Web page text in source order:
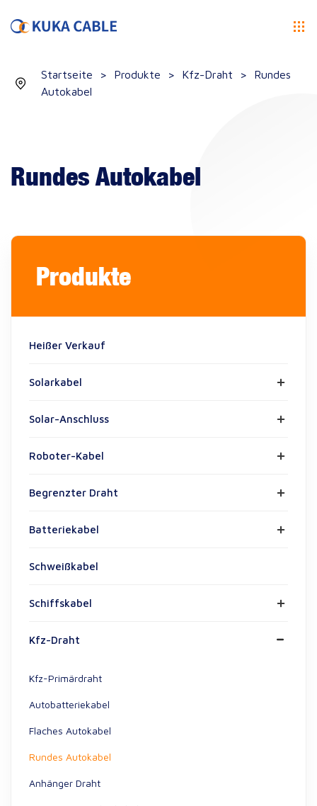
Startseite > Produkte > Kfz-Draht > Rundes
Autokabel
Rundes Autokabel
Produkte
Heißer Verkauf
Solarkabel
Solar-Anschluss
Roboter-Kabel
Begrenzter Draht
Batteriekabel
Schweißkabel
Schiffskabel
Kfz-Draht
Kfz-Primärdraht
Autobatteriekabel
Flaches Autokabel
Rundes Autokabel
Anhänger Draht